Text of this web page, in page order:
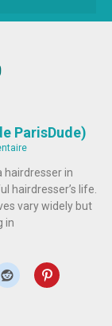
ParisDude)
hairdresser in
hairdresser’s life.
vary widely but
in